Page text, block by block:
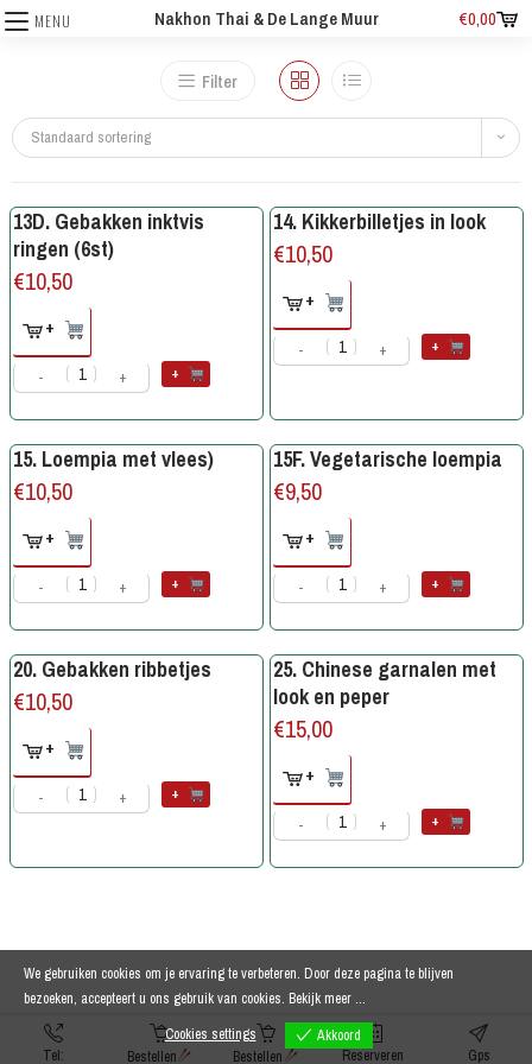
MENU Nakhon Thai & De Lange Muur €0,00
Filter
Standaard sortering
13D. Gebakken inktvis
ringen (6st)
€10,50
+
- + +
14. Kikkerbilletjes in look
€10,50
+
- + +
15. Loempia met vlees)
€10,50
+
- + +
15F. Vegetarische loempia
€9,50
+
- + +
20. Gebakken ribbetjes
€10,50
+
- + +
25. Chinese garnalen met
look en peper
€15,00
+
- + +
Tel: Bestellen Bestellen Reserveren Gps
We gebruiken cookies om je ervaring te verbeteren. Door deze pagina te blijven
bezoeken, accepteert u ons gebruik van cookies. Bekijk meer ...
Cookies settings
Akkoord